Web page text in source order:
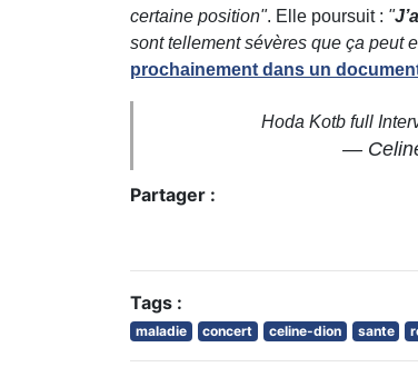
certaine position". Elle poursuit : "
sont tellement sévères que ça peut
prochainement dans un
Hoda Kotb full
—
Partager :
Tags :
maladie concert celine-dion sante